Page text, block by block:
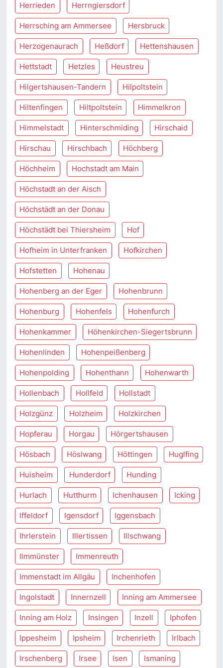
Herrieden Herrngiersdorf
Herrsching am Ammersee Hersbruck
Herzogenaurach Heßdorf Hettenshausen
Hettstadt Hetzles Heustreu
Hilgertshausen-Tandern Hilpoltstein
Hiltenfingen Hiltpoltstein Himmelkron
Himmelstadt Hinterschmiding Hirschaid
Hirschau Hirschbach Höchberg
Höchheim Hochstadt am Main
Höchstadt an der Aisch
Höchstädt an der Donau
Höchstädt bei Thiersheim Hof
Hofheim in Unterfranken Hofkirchen
Hofstetten Hohenau
Hohenberg an der Eger Hohenbrunn
Hohenburg Hohenfels Hohenfurch
Hohenkammer Höhenkirchen-Siegertsbrunn
Hohenlinden Hohenpeißenberg
Hohenpolding Hohenthann Hohenwarth
Hollenbach Hollfeld Hollstadt
Holzgünz Holzheim Holzkirchen
Hopferau Horgau Hörgertshausen
Hösbach Höslwang Höttingen Huglfing
Huisheim Hunderdorf Hunding
Hurlach Hutthurm Ichenhausen Icking
Iffeldorf Igensdorf Iggensbach
Ihrlerstein Illertissen Illschwang
Ilmmünster Immenreuth
Immenstadt im Allgäu Inchenhofen
Ingolstadt Innernzell Inning am Ammersee
Inning am Holz Insingen Inzell Iphofen
Ippesheim Ipsheim Irchenrieth Irlbach
Irschenberg Irsee Isen Ismaning